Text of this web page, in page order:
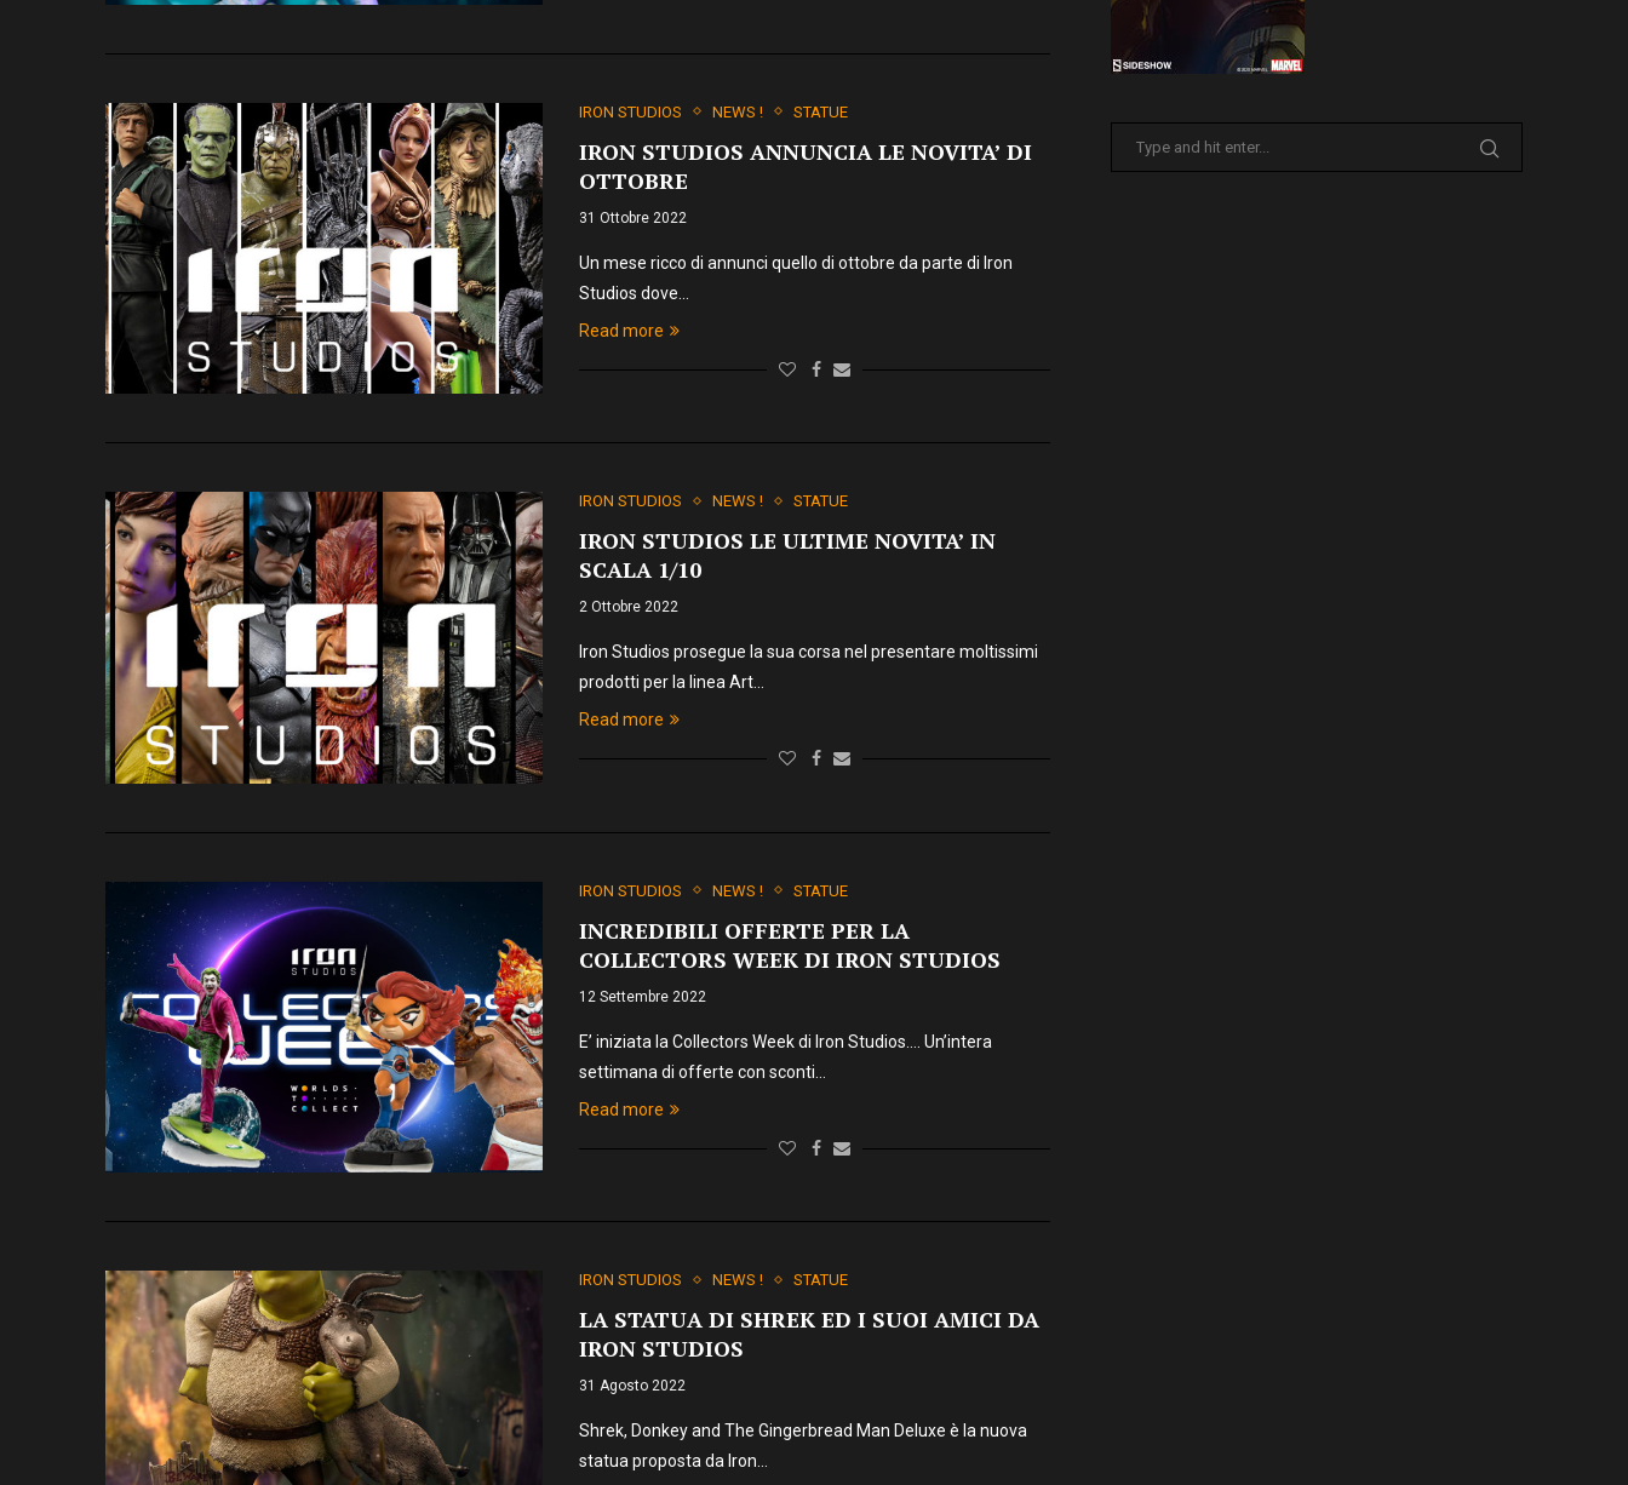
IRON STUDIOS NEWS ! STATUE
IRON STUDIOS ANNUNCIA LE NOVITA’ DI
OTTOBRE
31 Ottobre 2022
Un mese ricco di annunci quello di ottobre da parte di Iron
Studios dove…
Read more
IRON STUDIOS NEWS ! STATUE
IRON STUDIOS LE ULTIME NOVITA’ IN
SCALA 1/10
2 Ottobre 2022
Iron Studios prosegue la sua corsa nel presentare moltissimi
prodotti per la linea Art…
Read more
IRON STUDIOS NEWS ! STATUE
INCREDIBILI OFFERTE PER LA
COLLECTORS WEEK DI IRON STUDIOS
12 Settembre 2022
E’ iniziata la Collectors Week di Iron Studios…. Un’intera
settimana di offerte con sconti…
Read more
IRON STUDIOS NEWS ! STATUE
LA STATUA DI SHREK ED I SUOI AMICI DA
IRON STUDIOS
31 Agosto 2022
Shrek, Donkey and The Gingerbread Man Deluxe è la nuova
statua proposta da Iron…